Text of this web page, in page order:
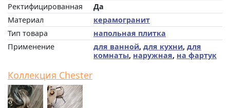
Ректифицированная
Да
Материал
керамогранит
Тип товара
напольная плитка
Применение
для ванной, для кухни, для
комнаты, наружная, на фартук
Коллекция Chester